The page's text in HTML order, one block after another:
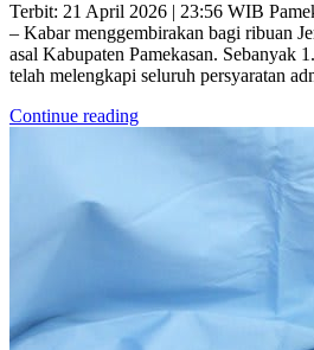
Terbit: 21 April 2026 | 23:56 WIB
– Kabar menggembirakan bagi ribuan
asal Kabupaten Pamekasan. Sebanyak
telah melengkapi seluruh persyaratan
Continue reading